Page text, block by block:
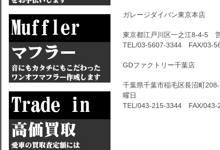
ガレージダイバン東京本店
東京都江戸川区一之江8-4-5
TEL/03-5607-3344 FAX/03-
GDファクトリー千葉店
千葉県千葉市稲毛区長沼町
曜日
TEL/043-215-3344 FAX/043-